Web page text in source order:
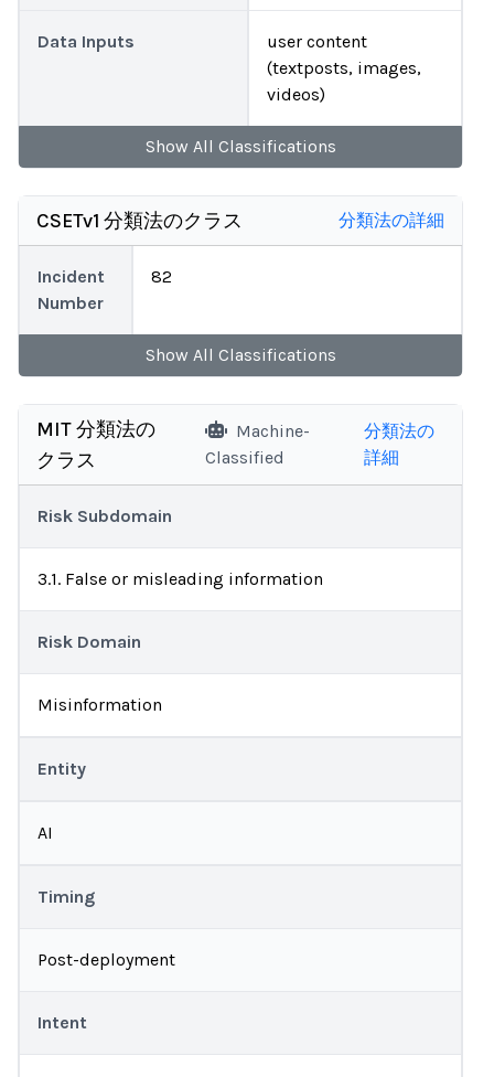
Data Inputs
user content
(textposts, images,
videos)
Show All Classifications
CSETv1 分類法のクラス 分類法の詳細
Incident
Number
82
Show All Classifications
MIT 分類法の
クラス
Machine-
Classified
分類法の
詳細
Risk Subdomain
3.1. False or misleading information
Risk Domain
Misinformation
Entity
AI
Timing
Post-deployment
Intent